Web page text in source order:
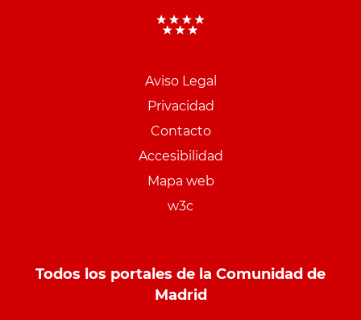
Aviso Legal
Privacidad
Contacto
Accesibilidad
Mapa web
w3c
Todos los portales de la Comunidad de
Madrid